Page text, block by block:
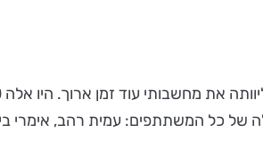
של כל המשתתפים: עמית רהב, אימרי